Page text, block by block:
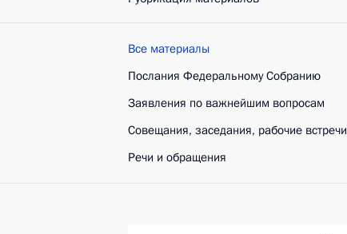
Все материалы
Послания Федеральному Собранию
Заявления по важнейшим вопросам
Совещания, заседания, рабочие встречи
Речи и обращения